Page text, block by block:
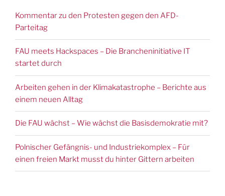
Kommentar zu den Protesten gegen den AFD-
Parteitag
FAU meets Hackspaces – Die Brancheninitiative IT
startet durch
Arbeiten gehen in der Klimakatastrophe – Berichte aus
einem neuen Alltag
Die FAU wächst – Wie wächst die Basisdemokratie mit?
Polnischer Gefängnis- und Industriekomplex – Für
einen freien Markt musst du hinter Gittern arbeiten